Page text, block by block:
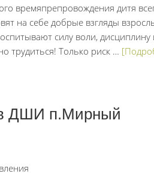
времяпрепровождения дитя
на себе добрые взгляды
силу воли, дисциплину
трудиться! Только риск …
в ДШИ п.Мирный